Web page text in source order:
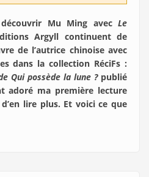
Mu Ming avec Le
Argyll continuent de
de l’autrice chinoise avec
dans la collection RéciFs :
Qui possède la lune ?publié
adoré ma première lecture
lire plus. Et voici ce que